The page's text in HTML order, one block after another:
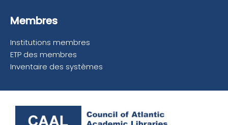
Membres
Institutions membres
ETP des membres
Inventaire des systèmes